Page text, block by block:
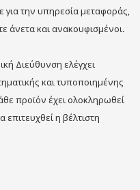
την υπηρεσία μεταφοράς,
άνετα και ανακουφισμένοι.
Διεύθυνση ελέγχει
και τυποποιημένης
προϊόν έχει ολοκληρωθεί
η βέλτιστη